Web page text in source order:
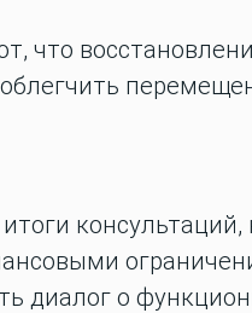
что
диалог о